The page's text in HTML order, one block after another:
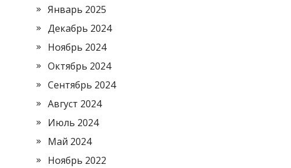
Январь 2025
Декабрь 2024
Ноябрь 2024
Октябрь 2024
Сентябрь 2024
Август 2024
Июль 2024
Май 2024
Ноябрь 2022